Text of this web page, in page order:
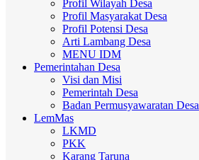
Profil Wilayah Desa
Profil Masyarakat Desa
Profil Potensi Desa
Arti Lambang Desa
MENU IDM
Pemerintahan Desa
Visi dan Misi
Pemerintah Desa
Badan Permusyawaratan Desa
LemMas
LKMD
PKK
Karang Taruna